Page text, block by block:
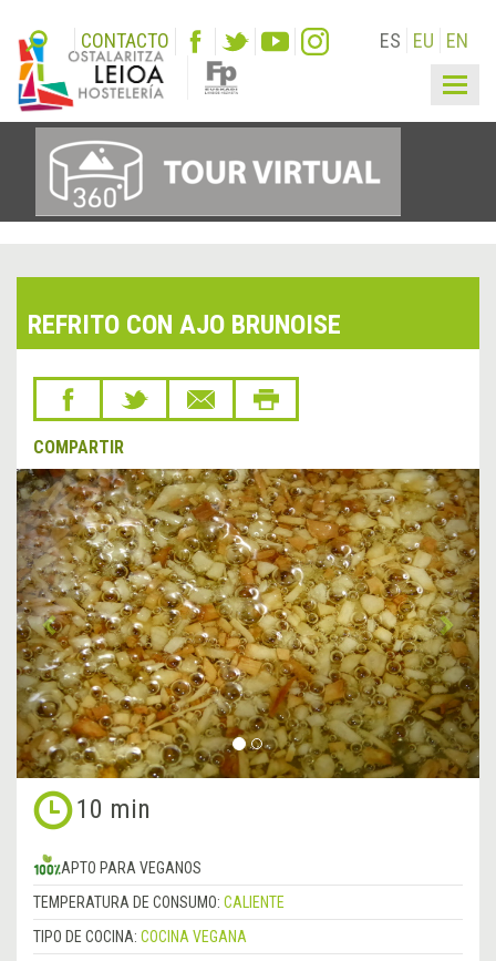
CONTACTO ES EU EN
REFRITO CON AJO BRUNOISE
COMPARTIR
&lsaquo;
Anterior
10 min
APTO PARA VEGANOS
TEMPERATURA DE CONSUMO: CALIENTE
TIPO DE COCINA: COCINA VEGANA